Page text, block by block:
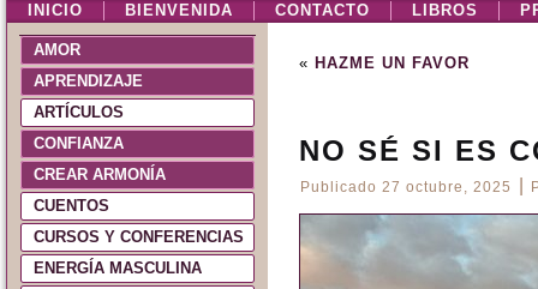
INICIO BIENVENIDA CONTACTO LIBROS
AMOR
APRENDIZAJE
ARTÍCULOS
CONFIANZA
CREAR ARMONÍA
CUENTOS
CURSOS Y CONFERENCIAS
ENERGÍA MASCULINA
« HAZME UN FAVOR
NO SÉ SI ES
Publicado 27 octubre, 2025